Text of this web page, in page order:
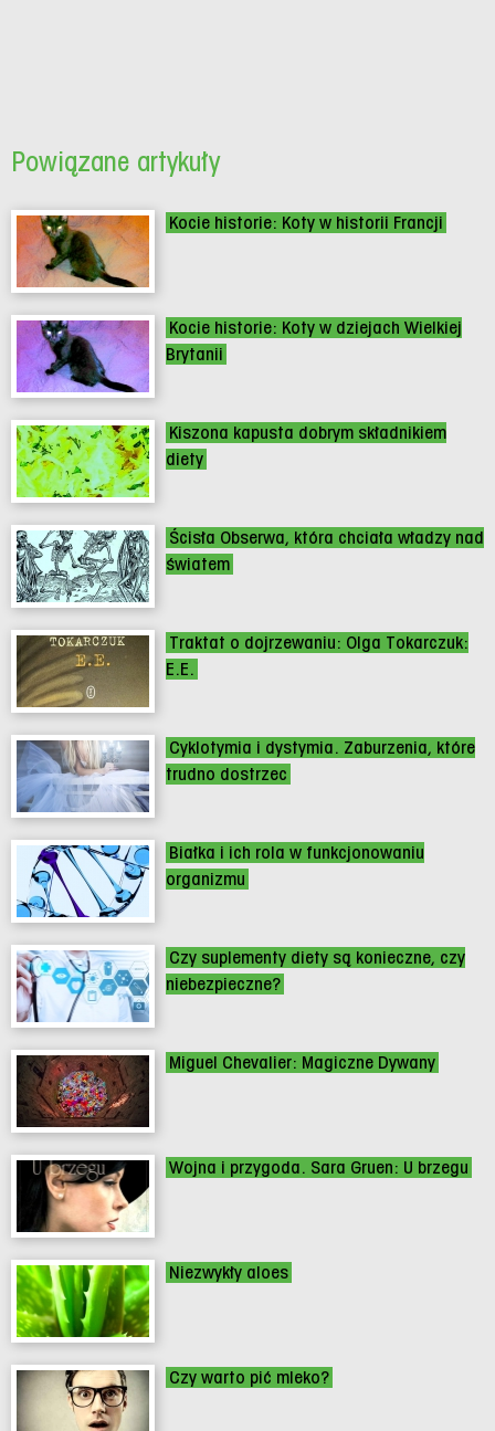
Powiązane artykuły
Kocie historie: Koty w historii Francji
Kocie historie: Koty w dziejach Wielkiej
Brytanii
Kiszona kapusta dobrym składnikiem
diety
Ścisła Obserwa, która chciała władzy nad
światem
Traktat o dojrzewaniu: Olga Tokarczuk:
E.E.
Cyklotymia i dystymia. Zaburzenia, które
trudno dostrzec
Białka i ich rola w funkcjonowaniu
organizmu
Czy suplementy diety są konieczne, czy
niebezpieczne?
Miguel Chevalier: Magiczne Dywany
Wojna i przygoda. Sara Gruen: U brzegu
Niezwykły aloes
Czy warto pić mleko?